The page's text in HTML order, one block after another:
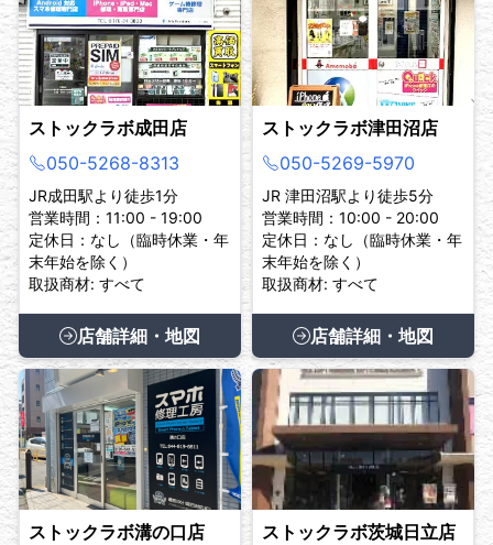
ストックラボ成田店
050-5268-8313
JR成田駅より徒歩1分
営業時間：11:00 - 19:00
定休日：なし（臨時休業・年
末年始を除く）
取扱商材: すべて
店舗詳細・地図
ストックラボ津田沼店
050-5269-5970
JR 津田沼駅より徒歩5分
営業時間：10:00 - 20:00
定休日：なし（臨時休業・年
末年始を除く）
取扱商材: すべて
店舗詳細・地図
ストックラボ溝の口店
ストックラボ茨城日立店